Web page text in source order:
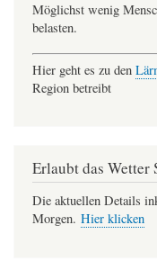
Möglichst wenig
belasten.
Hier geht es zu den
Region betreibt
Erlaubt das Wetter
Die aktuellen Details
Morgen. Hier klicken